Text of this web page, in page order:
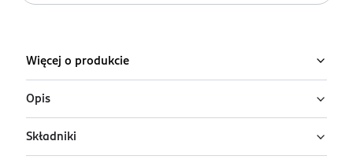
Więcej o produkcie
Opis
Im bardziej aktywne staje się Twoje dziecko, tym
ważniejsze jest zapewnienie mu elastycznych pieluszek,
Składniki